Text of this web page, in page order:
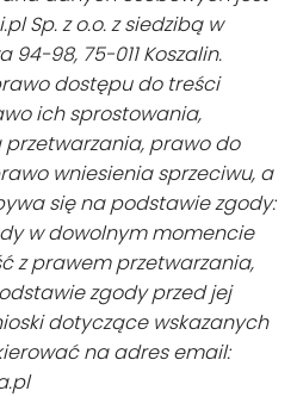
Sp. z o.o. z siedzibą w
94-98, 75-011 Koszalin.
dostępu do treści
ich sprostowania,
prawo do
wniesienia sprzeciwu, a
się na podstawie zgody:
w dowolnym momencie
z prawem przetwarzania,
zgody przed jej
dotyczące wskazanych
na adres email: